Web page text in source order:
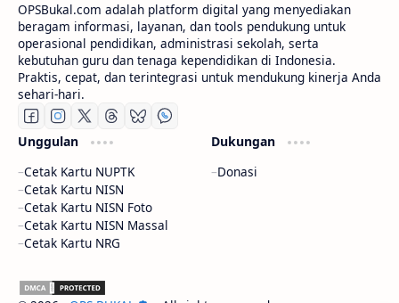
OPSBukal.com adalah platform digital yang menyediakan
beragam informasi, layanan, dan tools pendukung untuk
operasional pendidikan, administrasi sekolah, serta
kebutuhan guru dan tenaga kependidikan di Indonesia.
Praktis, cepat, dan terintegrasi untuk mendukung kinerja Anda
sehari-hari.
Unggulan
Cetak Kartu NUPTK
Cetak Kartu NISN
Cetak Kartu NISN Foto
Cetak Kartu NISN Massal
Cetak Kartu NRG
Dukungan
Donasi